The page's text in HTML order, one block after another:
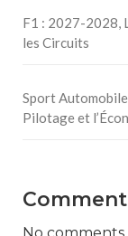
F1 : 2027-2028,
les Circuits
Sport
Pilotage et
No comments